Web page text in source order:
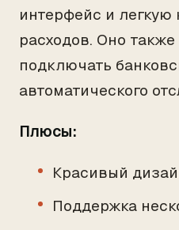
интерфейс и легкую
расходов. Оно
подключать
автоматического
Плюсы:
Красивый
Поддержка